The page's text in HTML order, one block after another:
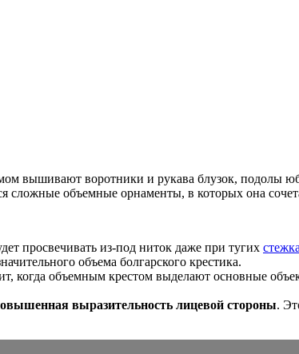
вышивают воротники и рукава блузок, подолы
объемные орнаменты, в которых она
просвечивать из-под ниток даже при тугих
объема болгарского крестика.
когда объемным крестом выделают основные
выразительность лицевой стороны.